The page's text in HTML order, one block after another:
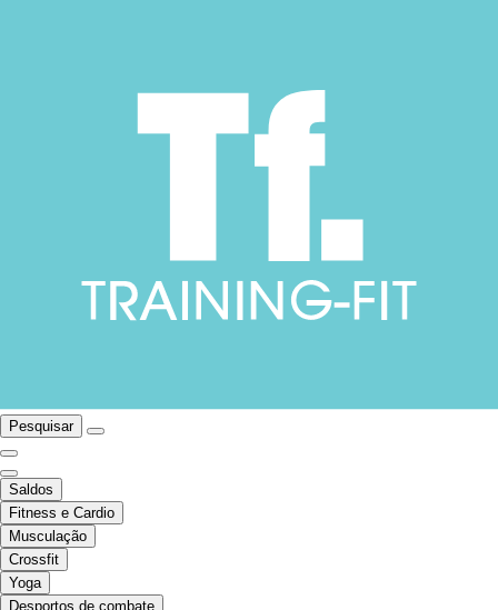
Pesquisar
Saldos
Fitness e Cardio
Musculação
Crossfit
Yoga
Desportos de combate